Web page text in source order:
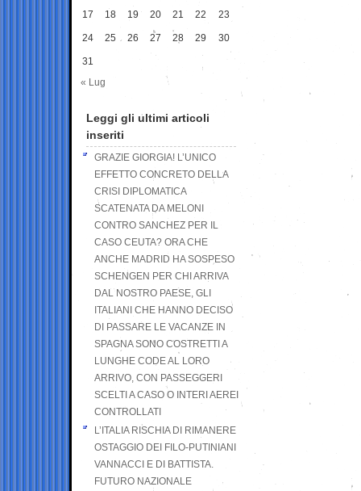
17 18 19 20 21 22 23
24 25 26 27 28 29 30
31
« Lug
Leggi gli ultimi articoli
inseriti
GRAZIE GIORGIA! L’UNICO
EFFETTO CONCRETO DELLA
CRISI DIPLOMATICA
SCATENATA DA MELONI
CONTRO SANCHEZ PER IL
CASO CEUTA? ORA CHE
ANCHE MADRID HA SOSPESO
SCHENGEN PER CHI ARRIVA
DAL NOSTRO PAESE, GLI
ITALIANI CHE HANNO DECISO
DI PASSARE LE VACANZE IN
SPAGNA SONO COSTRETTI A
LUNGHE CODE AL LORO
ARRIVO, CON PASSEGGERI
SCELTI A CASO O INTERI AEREI
CONTROLLATI
L’ITALIA RISCHIA DI RIMANERE
OSTAGGIO DEI FILO-PUTINIANI
VANNACCI E DI BATTISTA.
FUTURO NAZIONALE